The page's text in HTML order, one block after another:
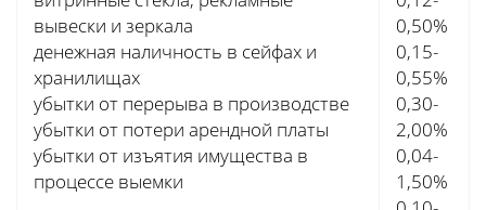
вывески и зеркала
денежная наличность в сейфах и
хранилищах
убытки от перерыва в производстве
убытки от потери арендной платы
убытки от изъятия имущества в
процессе выемки
0,50%
0,15-
0,55%
0,30-
2,00%
0,04-
1,50%